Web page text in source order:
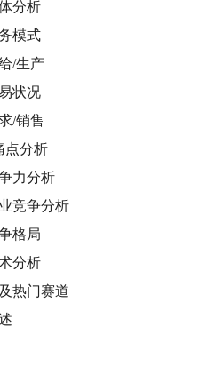
分析
模式
/生产
状况
/销售
点分析
力分析
竞争分析
格局
分析
热门赛道